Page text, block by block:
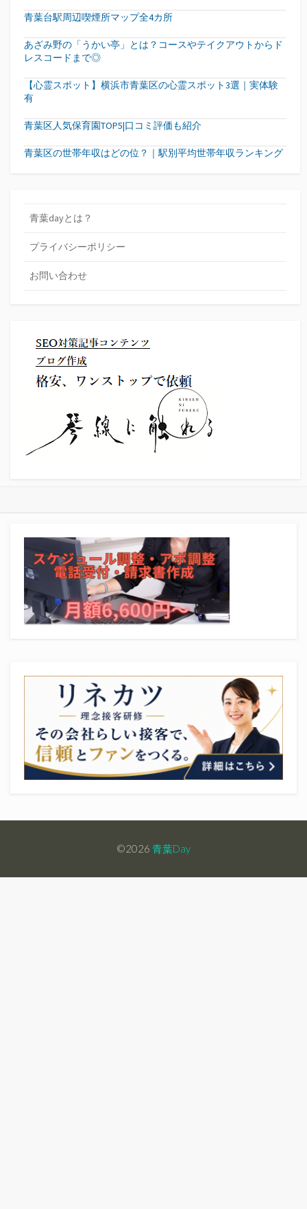
青葉台駅周辺喫煙所マップ全4カ所
あざみ野の「うかい亭」とは？コースやテイクアウトからド
レスコードまで◎
【心霊スポット】横浜市青葉区の心霊スポット3選｜実体験
有
青葉区人気保育園TOP5|口コミ評価も紹介
青葉区の世帯年収はどの位？｜駅別平均世帯年収ランキング
青葉dayとは？
プライバシーポリシー
お問い合わせ
©2026 青葉Day